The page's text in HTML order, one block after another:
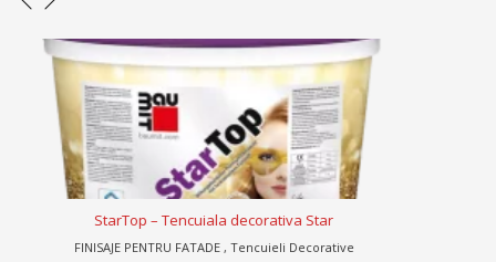
StellaporTop – decorativa siliconica-silicatica
FINISAJE PENTRU FATADE , Tencuieli Decorative